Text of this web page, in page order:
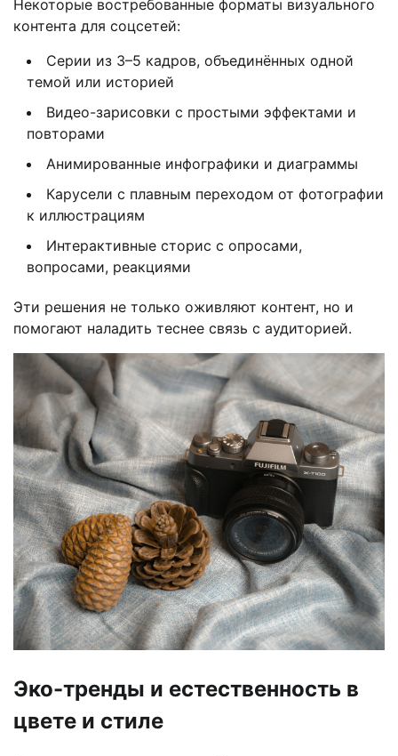
Некоторые востребованные форматы визуального
контента для соцсетей:
Серии из 3–5 кадров, объединённых одной
темой или историей
Видео-зарисовки с простыми эффектами и
повторами
Анимированные инфографики и диаграммы
Карусели с плавным переходом от фотографии
к иллюстрациям
Интерактивные сторис с опросами,
вопросами, реакциями
Эти решения не только оживляют контент, но и
помогают наладить теснее связь с аудиторией.
Эко-тренды и естественность в
цвете и стиле